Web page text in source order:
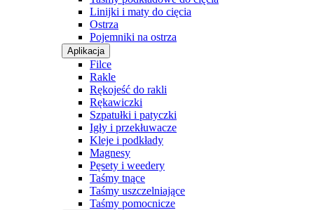
Linijki i maty do cięcia
Ostrza
Pojemniki na ostrza
Aplikacja
Filce
Rakle
Rękojeść do rakli
Rękawiczki
Szpatułki i patyczki
Igły i przekłuwacze
Kleje i podkłady
Magnesy
Pęsety i weedery
Taśmy tnące
Taśmy uszczelniające
Taśmy pomocnicze